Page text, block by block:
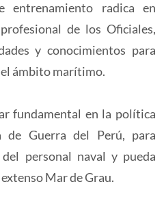
entrenamiento radica en
de los Oficiales,
y conocimientos para
ámbito marítimo.
fundamental en la política
de Guerra del Perú, para
personal naval y pueda
Mar de Grau.